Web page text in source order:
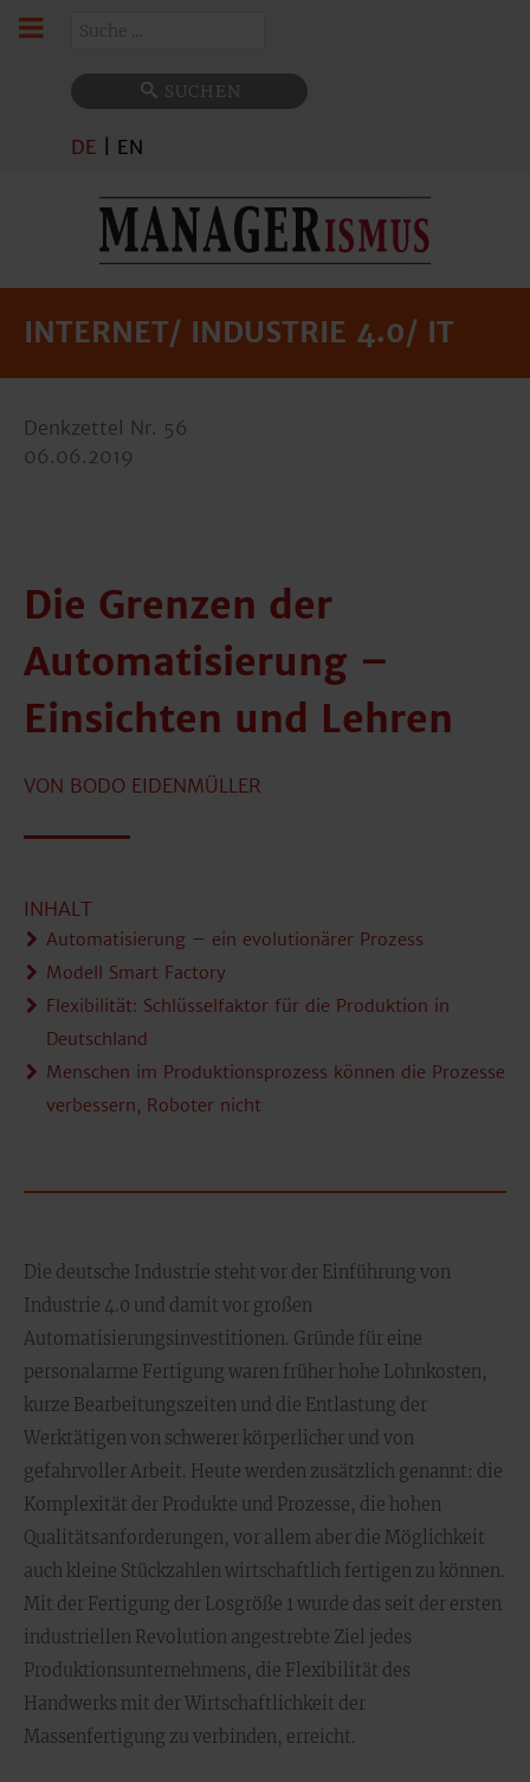
SUCHEN
DE EN
INTERNET/ INDUSTRIE 4.0/ IT
Denkzettel Nr. 56
06.06.2019
Die Grenzen der
Automatisierung –
Einsichten und Lehren
VON BODO EIDENMÜLLER
INHALT
Automatisierung – ein evolutionärer Prozess
Modell Smart Factory
Flexibilität: Schlüsselfaktor für die Produktion in
Deutschland
Menschen im Produktionsprozess können die Prozesse
verbessern, Roboter nicht
Die deutsche Industrie steht vor der Einführung von
Industrie 4.0 und damit vor großen
Automatisierungsinvestitionen. Gründe für eine
personalarme Fertigung waren früher hohe Lohnkosten,
kurze Bearbeitungszeiten und die Entlastung der
Werktätigen von schwerer körperlicher und von
gefahrvoller Arbeit. Heute werden zusätzlich genannt: die
Komplexität der Produkte und Prozesse, die hohen
Qualitätsanforderungen, vor allem aber die Möglichkeit
auch kleine Stückzahlen wirtschaftlich fertigen zu können.
Mit der Fertigung der Losgröße 1 wurde das seit der ersten
industriellen Revolution angestrebte Ziel jedes
Produktionsunternehmens, die Flexibilität des
Handwerks mit der Wirtschaftlichkeit der
Massenfertigung zu verbinden, erreicht.